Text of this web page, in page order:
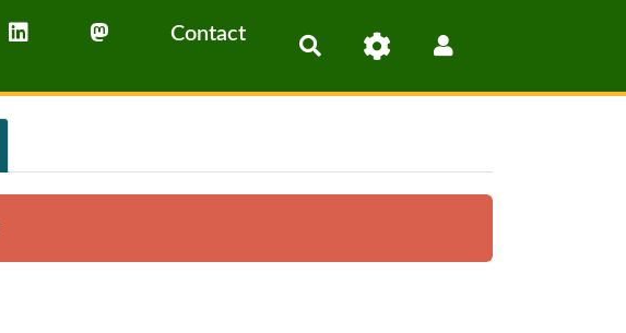
Contact Rechercher